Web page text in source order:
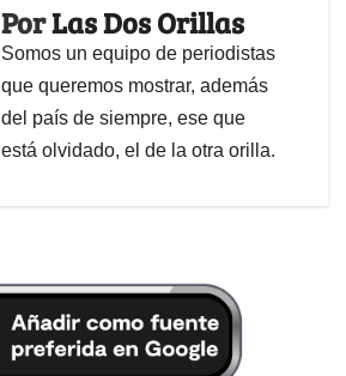
PorLas Dos Orillas
Somos un equipo de periodistas
que queremos mostrar, además
del país de siempre, ese que
está olvidado, el de la otra orilla.